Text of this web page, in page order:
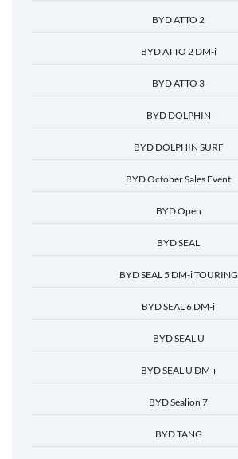
BYD ATTO 2
BYD ATTO 2 DM-i
BYD ATTO 3
BYD DOLPHIN
BYD DOLPHIN SURF
BYD October Sales Event
BYD Open
BYD SEAL
BYD SEAL 5 DM-i TOURING
BYD SEAL 6 DM-i
BYD SEAL U
BYD SEAL U DM-i
BYD Sealion 7
BYD TANG